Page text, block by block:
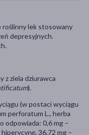
roślinny lek stosowany
depresyjnych.
z ziela dziurawca
).
(w postaci wyciągu
perforatum L., herba
odpowiada: 0,6 mg –
36,72 mg –